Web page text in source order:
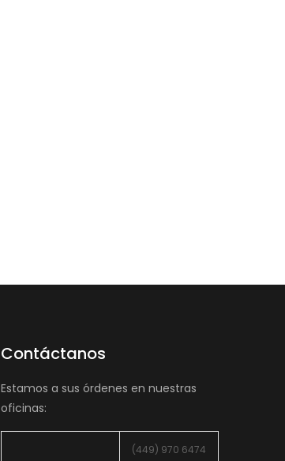
Contáctanos
Estamos a sus órdenes en nuestras
oficinas:
(449) 970 6474